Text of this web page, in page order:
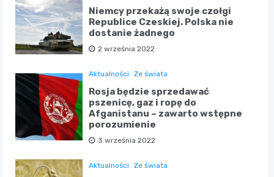
Niemcy przekażą swoje czołgi
Republice Czeskiej. Polska nie
dostanie żadnego
2 września 2022
Aktualności Ze świata
Rosja będzie sprzedawać
pszenicę, gaz i ropę do
Afganistanu – zawarto wstępne
porozumienie
3 września 2022
Aktualności Ze świata